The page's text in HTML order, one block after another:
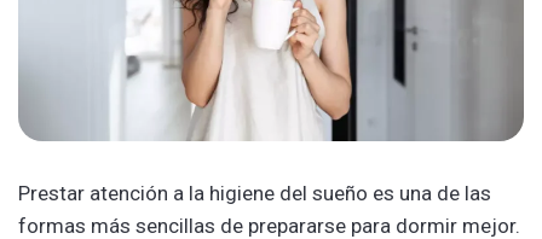
Prestar atención a la higiene del sueño es una de las
formas más sencillas de prepararse para dormir mejor.